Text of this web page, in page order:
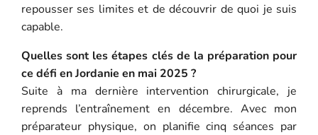
repousser ses limites et de découvrir de quoi je suis
capable.
Quelles sont les étapes clés de la préparation pour
ce défi en Jordanie en mai 2025 ?
Suite à ma dernière intervention chirurgicale, je
reprends l’entraînement en décembre. Avec mon
préparateur physique, on planifie cinq séances par